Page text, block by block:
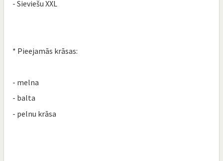
- Sieviešu XXL
* Pieejamās krāsas:
- melna
- balta
- pelnu krāsa